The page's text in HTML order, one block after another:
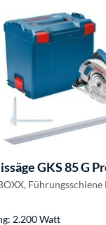
GKS 85 G
Führungsschiene
2.200 Watt